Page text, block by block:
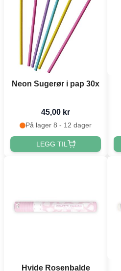
Neon Sugerør i pap 30x
45,00 kr
På lager 8 - 12 dager
LEGG TIL
Hvide Rosenbalde